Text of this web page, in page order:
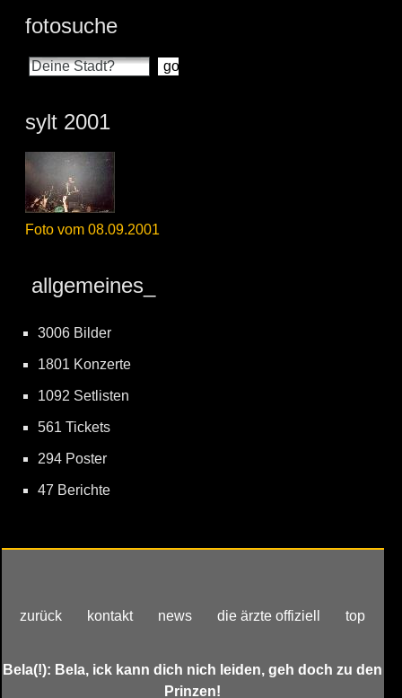
fotosuche
sylt 2001
Foto vom 08.09.2001
allgemeines_
3006 Bilder
1801 Konzerte
1092 Setlisten
561 Tickets
294 Poster
47 Berichte
zurück kontakt news die ärzte offiziell top
Bela(!): Bela, ick kann dich nich leiden, geh doch zu den
Prinzen!